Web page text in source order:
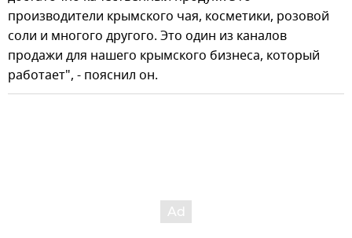
производители крымского чая, косметики, розовой
соли и многого другого. Это один из каналов
продажи для нашего крымского бизнеса, который
работает", - пояснил он.